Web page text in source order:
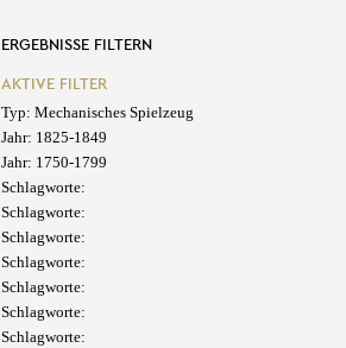
ERGEBNISSE FILTERN
AKTIVE FILTER
Typ: Mechanisches Spielzeug
Jahr: 1825-1849
Jahr: 1750-1799
Schlagworte:
Schlagworte:
Schlagworte:
Schlagworte:
Schlagworte:
Schlagworte:
Schlagworte: